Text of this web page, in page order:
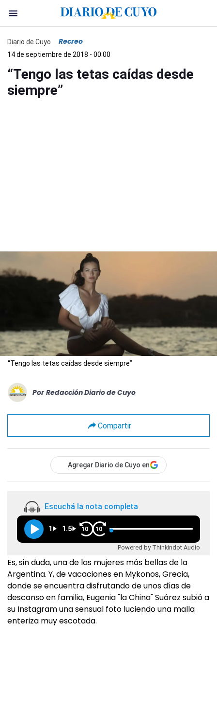
Diario de Cuyo Recreo
14 de septiembre de 2018 - 00:00
“Tengo las tetas caídas desde
siempre”
“Tengo las tetas caídas desde siempre”
Por Redacción Diario de Cuyo
Compartir
Agregar Diario de Cuyo en
Escuchá la nota completa
1 1.5 10 10
Powered by Thinkindot Audio
Es, sin duda, una de las mujeres más bellas de la
Argentina. Y, de vacaciones en Mykonos, Grecia,
donde se encuentra disfrutando de unos días de
descanso en familia, Eugenia "la China" Suárez subió a
su Instagram una sensual foto luciendo una malla
enteriza muy escotada.